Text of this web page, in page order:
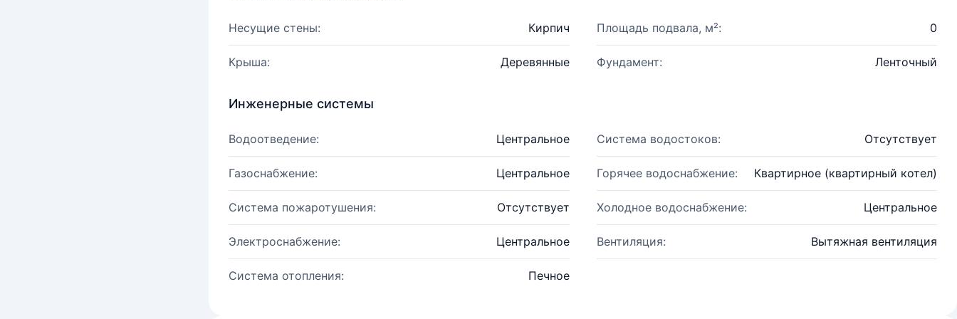
Несущие стены: Кирпич Площадь подвала, м²: 0
Крыша: Деревянные Фундамент: Ленточный
Инженерные системы
Водоотведение: Центральное Система водостоков: Отсутствует
Газоснабжение: Центральное Горячее водоснабжение: Квартирное (квартирный котел)
Система пожаротушения: Отсутствует Холодное водоснабжение: Центральное
Электроснабжение: Центральное Вентиляция: Вытяжная вентиляция
Система отопления: Печное